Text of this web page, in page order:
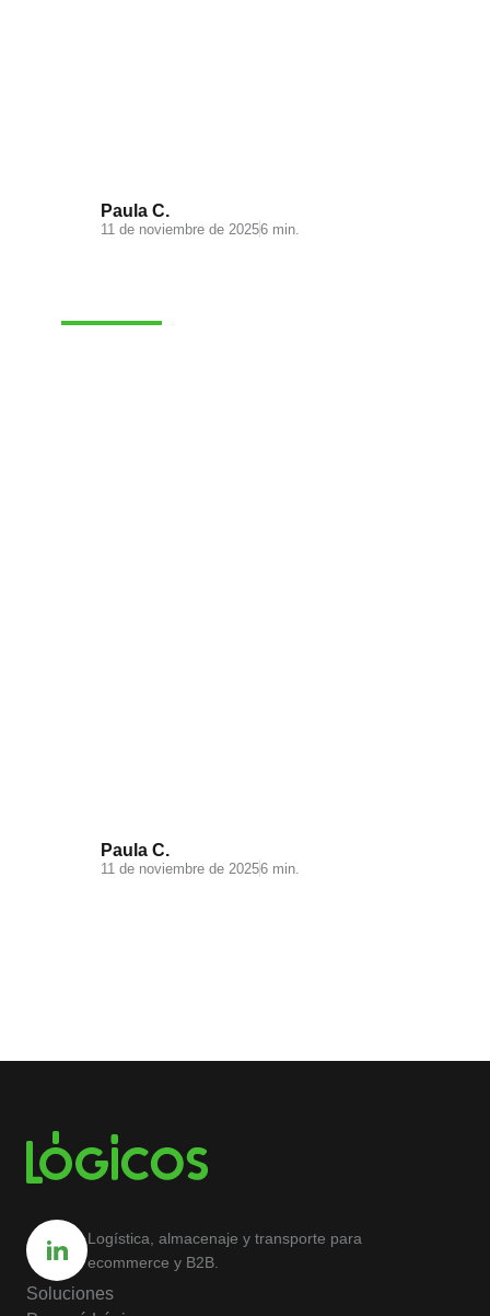
Paula C.
11 de noviembre de 20256 min.
Paula C.
11 de noviembre de 20256 min.
Logística, almacenaje y transporte para
ecommerce y B2B.
Soluciones